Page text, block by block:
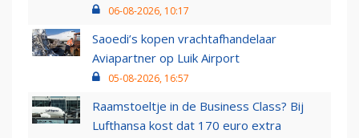
06-08-2026, 10:17
Saoedi’s kopen vrachtafhandelaar
Aviapartner op Luik Airport
05-08-2026, 16:57
Raamstoeltje in de Business Class? Bij
Lufthansa kost dat 170 euro extra